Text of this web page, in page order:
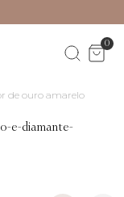
0
de ouro amarelo